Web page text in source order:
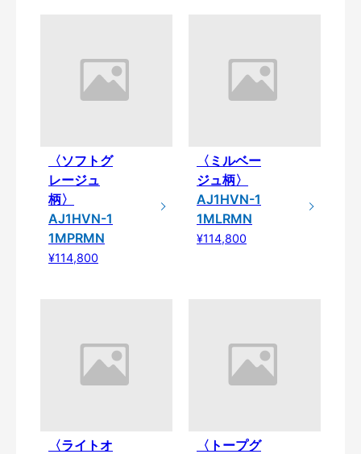
〈ソフトグ
レージュ
柄〉
AJ1HVN-1
1MPRMN
¥114,800
〈ミルベー
ジュ柄〉
AJ1HVN-1
1MLRMN
¥114,800
〈ライトオ
〈トープグ